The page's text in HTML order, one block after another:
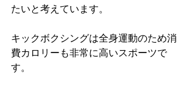
たいと考えています。
キックボクシングは全身運動のため消
費カロリーも非常に高いスポーツで
す。